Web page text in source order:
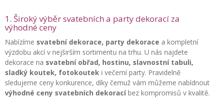
1. Široký výběr svatebních a party dekorací za
výhodné ceny
Nabízíme svatební dekorace, party dekorace a kompletní
výzdobu akcí v nejširším sortimentu na trhu. U nás najdete
dekorace na svatební obřad, hostinu, slavnostní tabuli,
sladký koutek, fotokoutek i večerní party. Pravidelně
sledujeme ceny konkurence, díky čemuž vám můžeme nabídnout
výhodné ceny svatebních dekoracíbez kompromisů v kvalitě.